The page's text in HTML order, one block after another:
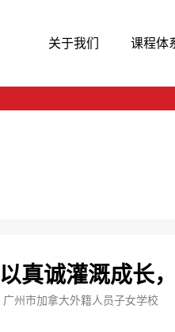
关于我们 课程体
以真诚灌溉成长
广州市加拿大外籍人员子女学校